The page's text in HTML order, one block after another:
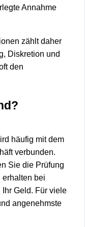
Annahme
zählt daher
Diskretion und
den
häufig mit dem
verbunden.
Sie die Prüfung
erhalten bei
Geld. Für viele
angenehmste